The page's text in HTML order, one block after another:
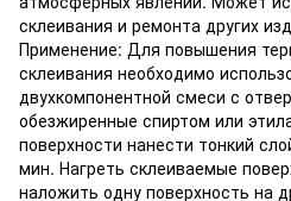
склеивания и ремонта других
Применение: Для повышения
склеивания необходимо
двухкомпонентной смеси с
обезжиренные спиртом или
поверхности нанести тонкий
мин. Нагреть склеиваемые
наложить одну поверхность на